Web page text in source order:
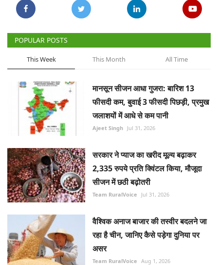
POPULAR POSTS
This Week This Month All Time
मानसून सीजन आधा गुजरा: बारिश 13
फीसदी कम, बुवाई 3 फीसदी पिछड़ी, प्रमुख
जलाशयों में आधे से कम पानी
Ajeet Singh Jul 31, 2026
सरकार ने प्याज का खरीद मूल्य बढ़ाकर
2,335 रुपये प्रति क्विंटल किया, मौजूदा
सीजन में छठी बढ़ोतरी
Team RuralVoice Jul 31, 2026
वैश्विक अनाज बाजार की तस्वीर बदलने जा
रहा है चीन, जानिए कैसे पड़ेगा दुनिया पर
असर
Team RuralVoice Aug 1, 2026